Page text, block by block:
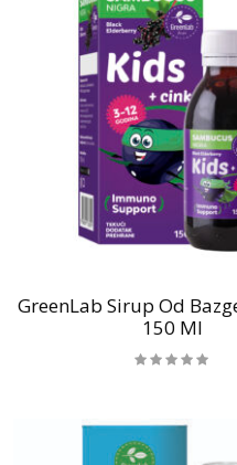
GreenLab Sirup Od
150 Ml